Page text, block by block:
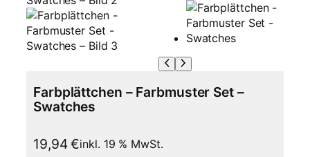
Farbplättchen – Farbmuster Set –
Swatches
19,94€inkl. 19 % MwSt.